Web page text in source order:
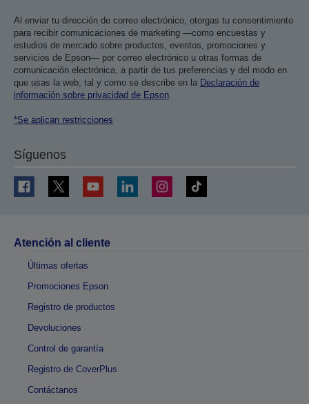
Al enviar tu dirección de correo electrónico, otorgas tu consentimiento
para recibir comunicaciones de marketing —como encuestas y
estudios de mercado sobre productos, eventos, promociones y
servicios de Epson— por correo electrónico u otras formas de
comunicación electrónica, a partir de tus preferencias y del modo en
que usas la web, tal y como se describe en la Declaración de
información sobre privacidad de Epson
*Se aplican restricciones
Síguenos
Atención al cliente
Últimas ofertas
Promociones Epson
Registro de productos
Devoluciones
Control de garantía
Registro de CoverPlus
Contáctanos